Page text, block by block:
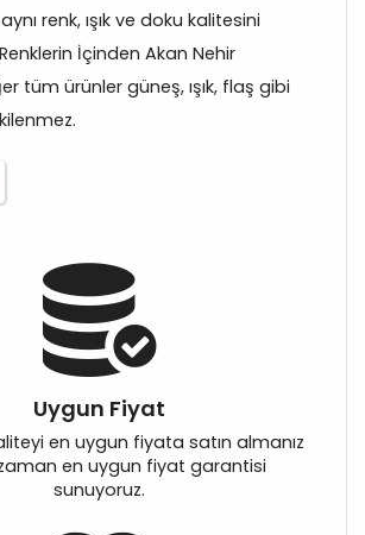
renk, ışık ve doku kalitesini
İçinden Akan Nehir
tüm ürünler güneş, ışık, flaş gibi
Uygun Fiyat
en uygun fiyata satın almanız
en uygun fiyat garantisi
sunuyoruz.